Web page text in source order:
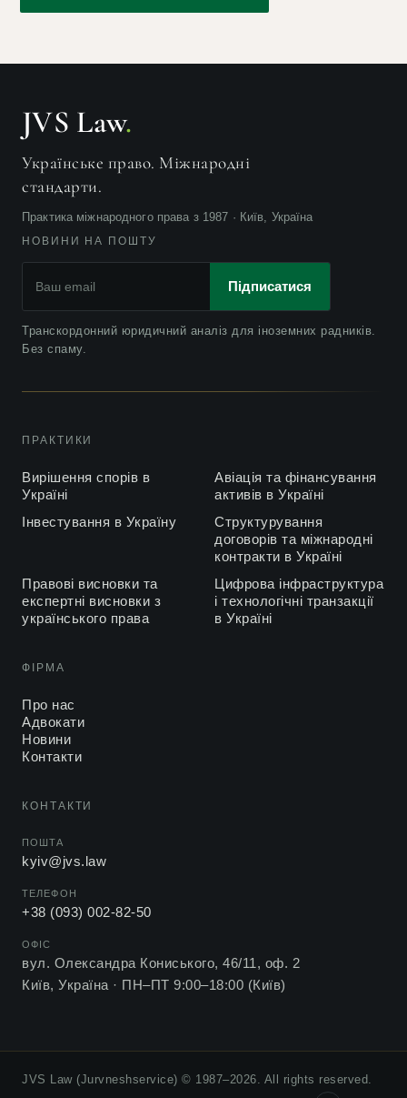
JVS Law.
Українське право. Міжнародні
стандарти.
Практика міжнародного права з 1987 · Київ, Україна
НОВИНИ НА ПОШТУ
Підписатися
Транскордонний юридичний аналіз для іноземних радників.
Без спаму.
ПРАКТИКИ
Вирішення спорів в
Україні
Авіація та фінансування
активів в Україні
Інвестування в Україну
Структурування
договорів та міжнародні
контракти в Україні
Правові висновки та
експертні висновки з
українського права
Цифрова інфраструктура
і технологічні транзакції
в Україні
ФІРМА
Про нас
Адвокати
Новини
Контакти
КОНТАКТИ
ПОШТА
kyiv@jvs.law
ТЕЛЕФОН
+38 (093) 002-82-50
ОФІС
вул. Олександра Кониського, 46/11, оф. 2
Київ, Україна · ПН–ПТ 9:00–18:00 (Київ)
JVS Law (Jurvneshservice) © 1987–2026. All rights reserved.